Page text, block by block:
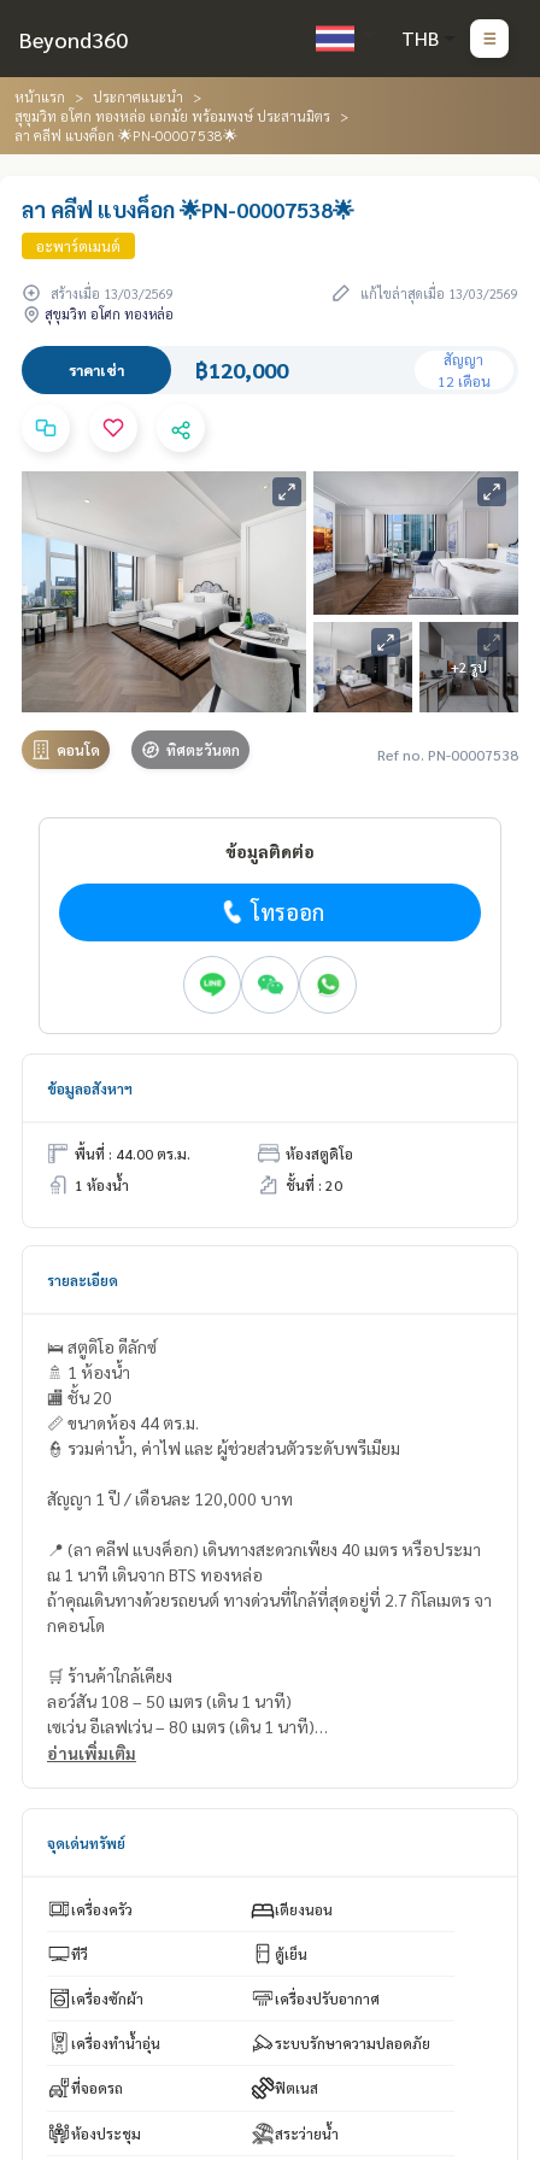
Beyond360 THB
หน้าแรก
ประกาศแนะนำ
สุขุมวิท อโศก ทองหล่อ เอกมัย พร้อมพงษ์ ประสานมิตร
ลา คลีฟ แบงค็อก 🌟PN-00007538🌟
ลา คลีฟ แบงค็อก 🌟PN-00007538🌟
อะพาร์ตเมนต์
สร้างเมื่อ 13/03/2569
แก้ไขล่าสุดเมื่อ 13/03/2569
สุขุมวิท อโศก ทองหล่อ
ราคาเช่า ฿120,000
สัญญา
12 เดือน
+2 รูป
คอนโด ทิศตะวันตก Ref no. PN-00007538
ข้อมูลติดต่อ
โทรออก
ข้อมูลอสังหาฯ
พื้นที่ : 44.00 ตร.ม.
ห้องสตูดิโอ
1 ห้องน้ำ
ชั้นที่ : 20
รายละเอียด
🛌 สตูดิโอ ดีลักซ์
🚿 1 ห้องน้ำ
🏬 ชั้น 20
📏 ขนาดห้อง 44 ตร.ม.
👮 รวมค่าน้ำ, ค่าไฟ และ ผู้ช่วยส่วนตัวระดับพรีเมียม
สัญญา 1 ปี / เดือนละ 120,000 บาท
📍 (ลา คลีฟ แบงค็อก) เดินทางสะดวกเพียง 40 เมตร หรือประมา
ณ 1 นาที เดินจาก BTS ทองหล่อ
ถ้าคุณเดินทางด้วยรถยนต์ ทางด่วนที่ใกล้ที่สุดอยู่ที่ 2.7 กิโลเมตร จา
กคอนโด
🛒 ร้านค้าใกล้เคียง
ลอว์สัน 108 – 50 เมตร (เดิน 1 นาที)
เซเว่น อีเลฟเว่น – 80 เมตร (เดิน 1 นาที)
ตลาดทองหล่อ – 350 เมตร (เดิน 4 นาที)
อ่านเพิ่มเติม
จุดเด่นทรัพย์
เครื่องครัว เตียงนอน
ทีวี ตู้เย็น
เครื่องซักผ้า เครื่องปรับอากาศ
เครื่องทำน้ำอุ่น ระบบรักษาความปลอดภัย
ที่จอดรถ ฟิตเนส
ห้องประชุม สระว่ายน้ำ